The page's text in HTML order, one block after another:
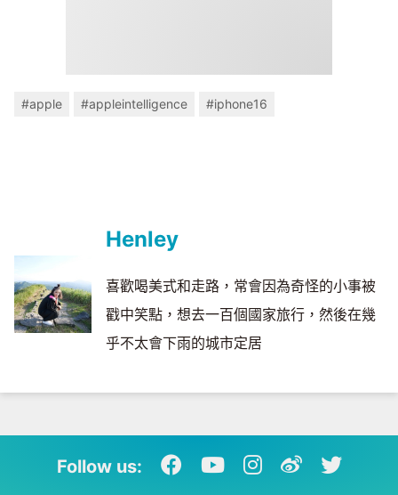
#apple #appleintelligence #iphone16
Henley
喜歡喝美式和走路，常會因為奇怪的小事被
戳中笑點，想去一百個國家旅行，然後在幾
乎不太會下雨的城市定居
Follow us: